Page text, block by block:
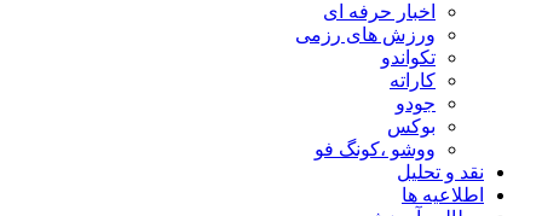
اخبار حرفه ای
ورزش های رزمی
تکواندو
کاراته
جودو
بوکس
ووشو ،کونگ فو
نقد و تحلیل
اطلاعیه ها